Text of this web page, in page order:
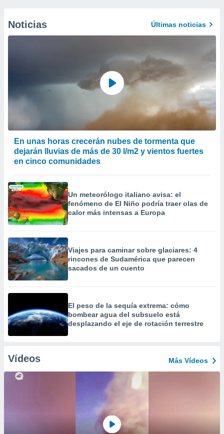
Noticias Últimas noticias
En unas horas crecerán nubes de tormenta que
dejarán lluvias de más de 30 l/m2 y vientos fuertes
en cinco comunidades
Un meteorólogo italiano avisa: el
fenómeno de El Niño podría traer olas de
calor más intensas a Europa
Viajes para caminar sobre glaciares: 4
rincones de Sudamérica que parecen
sacados de un cuento
El peso de la sequía extrema: cómo
bombear agua del subsuelo está
desplazando el eje de rotación terrestre
Vídeos Más Vídeos